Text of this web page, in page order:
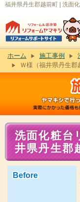
福井県丹生郡越前町 | 洗面
ホーム 施工事例
Ｗ様（福井県丹生郡
洗面化粧
井県丹生郡